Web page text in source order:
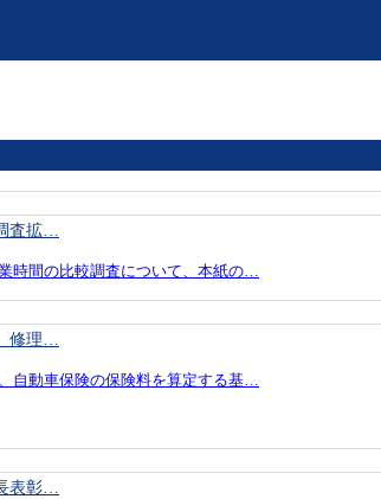
査拡…
時間の比較調査について、本紙の…
修理…
自動車保険の保険料を算定する基…
表彰…